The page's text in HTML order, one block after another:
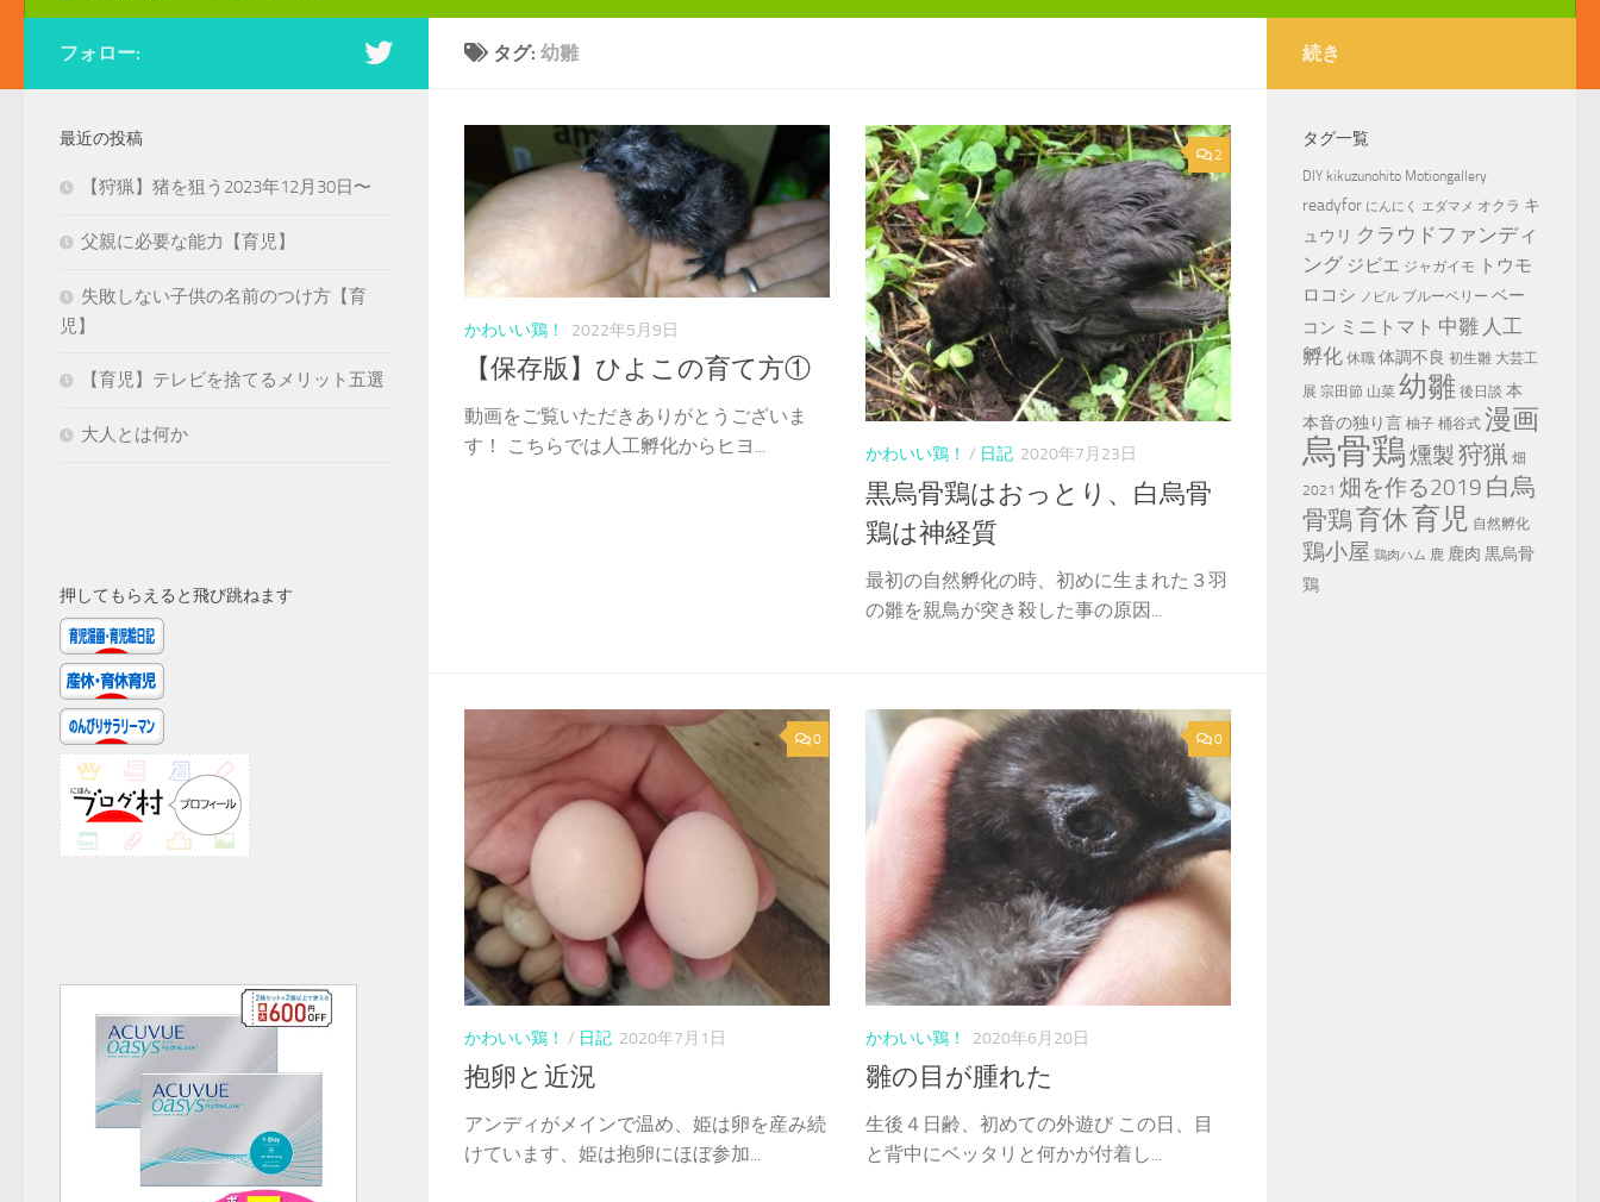
タグ: 幼雛
かわいい鶏！ 2022年5月9日
【保存版】ひよこの育て方①
動画をご覧いただきありがとうございま
す！ こちらでは人工孵化からヒヨ...
2
かわいい鶏！ / 日記 2020年7月23日
黒烏骨鶏はおっとり、白烏骨
鶏は神経質
最初の自然孵化の時、初めに生まれた３羽
の雛を親鳥が突き殺した事の原因...
0
かわいい鶏！ / 日記 2020年7月1日
抱卵と近況
アンディがメインで温め、姫は卵を産み続
けています、姫は抱卵にほぼ参加...
0
かわいい鶏！ 2020年6月20日
雛の目が腫れた
生後４日齢、初めての外遊び この日、目
と背中にベッタリと何かが付着し...
フォロー:
最近の投稿
【狩猟】猪を狙う2023年12月30日〜
父親に必要な能力【育児】
失敗しない子供の名前のつけ方【育
児】
【育児】テレビを捨てるメリット五選
大人とは何か
押してもらえると飛び跳ねます
続き
タグ一覧
DIY kikuzunohito Motiongallery
readyfor にんにく エダマメ オクラ キ
ュウリ クラウドファンディ
ング ジビエ ジャガイモ
トウモ
ロコシ ノビル ブルーベリー ベー
コン ミニトマト 中雛 人工
孵化 休職 体調不良 初生雛 大芸工
展 宗田節 山菜 幼雛 後日談 本
本音の独り言 柚子 桶谷式 漫画
烏骨鶏燻製狩猟 畑
2021 畑を作る2019 白烏
骨鶏育休育児 自然孵化
鶏小屋 鶏肉ハム 鹿 鹿肉 黒烏骨
鶏